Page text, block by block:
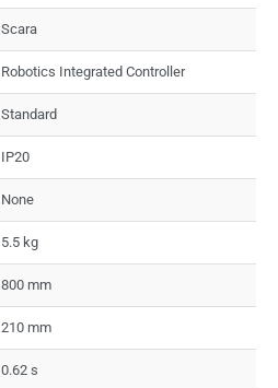
Scara
Robotics Integrated Controller
Standard
IP20
None
5.5 kg
800 mm
210 mm
0.62 s